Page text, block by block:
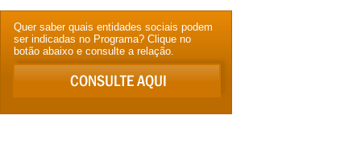
Quer saber quais entidades sociais podem
ser indicadas no Programa? Clique no
botão abaixo e consulte a relação.